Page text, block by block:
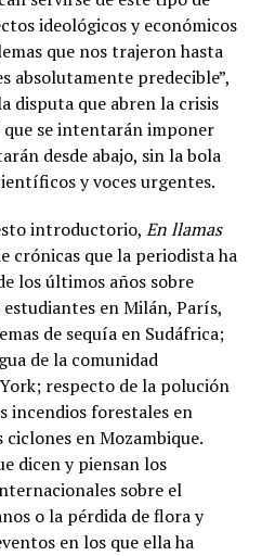
ideológicos y económicos
que nos trajeron hasta
absolutamente predecible”,
disputa que abren la crisis
que se intentarán imponer
desde abajo, sin la bola
y voces urgentes.
introductorio, En llamas
crónicas que la periodista ha
los últimos años sobre
en Milán, París,
de sequía en Sudáfrica;
de la comunidad
respecto de la polución
incendios forestales en
en Mozambique.
dicen y piensan los
sobre el
o la pérdida de flora y
en los que ella ha